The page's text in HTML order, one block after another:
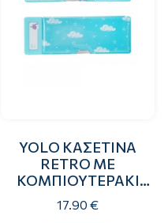
YOLO ΚΑΣΕΤΙΝΑ
RETRO ΜΕ
ΚΟΜΠΙΟΥΤΕΡΑΚΙ
UNICORN WITH
CLOUDS
17.90 €